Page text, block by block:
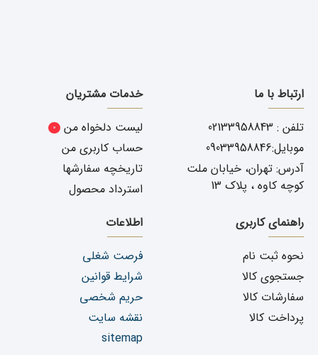
ارتباط با ما
تلفن : 02133958843
موبایل:09033958846
آدرس: تهران، خیابان ملت
کوچه کاوه ، پلاک 13
خدمات مشتریان
لیست دلخواه من
0
حساب کاربری من
تاریخچه سفارشها
استرداد محصول
راهنمای کاربری
نحوه ثبت نام
جستجوی کالا
سفارشات کالا
پرداخت کالا
اطلاعات
فرصت شغلی
شرایط قوانین
حریم شخصی
نقشه سایت
sitemap